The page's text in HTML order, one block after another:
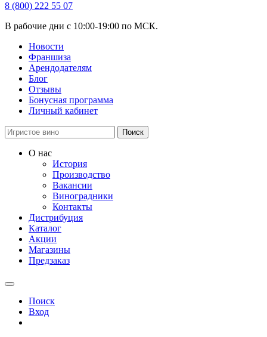
8 (800) 222 55 07
В рабочие дни с 10:00-19:00 по МСК.
Новости
Франшиза
Арендодателям
Блог
Отзывы
Бонусная программа
Личный кабинет
Поиск
О нас
История
Производство
Вакансии
Виноградники
Контакты
Дистрибуция
Каталог
Акции
Магазины
Предзаказ
Поиск
Вход